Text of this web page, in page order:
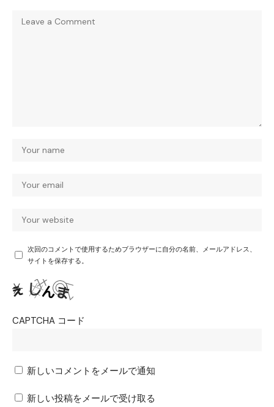
次回のコメントで使用するためブラウザーに自分の名前、メールアドレス、
サイトを保存する。
CAPTCHA コード
新しいコメントをメールで通知
新しい投稿をメールで受け取る